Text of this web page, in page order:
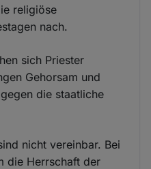
religiöse
nach.
sich Priester
Gehorsam und
die staatliche
nicht vereinbar. Bei
die Herrschaft der